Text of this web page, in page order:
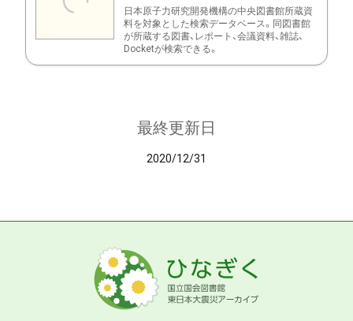
日本原子力研究開発機構の中央図書館所蔵資
料を対象とした検索データベース。同図書館
が所蔵する図書、レポート、会議資料、雑誌、
Docketが検索できる。
最終更新日
2020/12/31